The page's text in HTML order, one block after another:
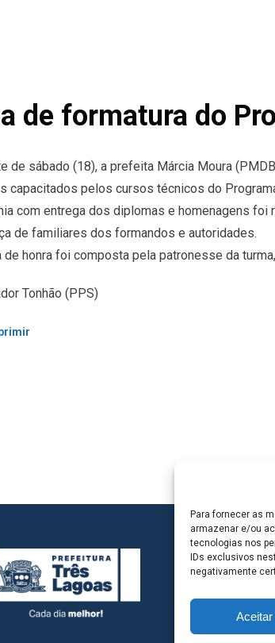
Para fornecer as
armazenar e/ou
tecnologias nos
IDs exclusivos
negativamente
Aceitar
de formatura do
de sábado (18), a prefeita Márcia Moura
capacitados pelos cursos técnicos do
com entrega dos diplomas e homenagens
de familiares dos formandos e autoridades.
de honra foi composta pela patronesse da
Tonhão (PPS)